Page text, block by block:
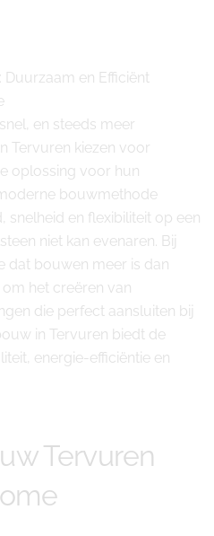
en Efficiënt
en steeds meer
Tervuren kiezen voor
oplossing voor hun
bouwmethode
en flexibiliteit op een
niet kan evenaren. Bij
dat bouwen meer is dan
het creëren van
die perfect aansluiten bij
in Tervuren biedt de
energie-efficiëntie en
Tervuren